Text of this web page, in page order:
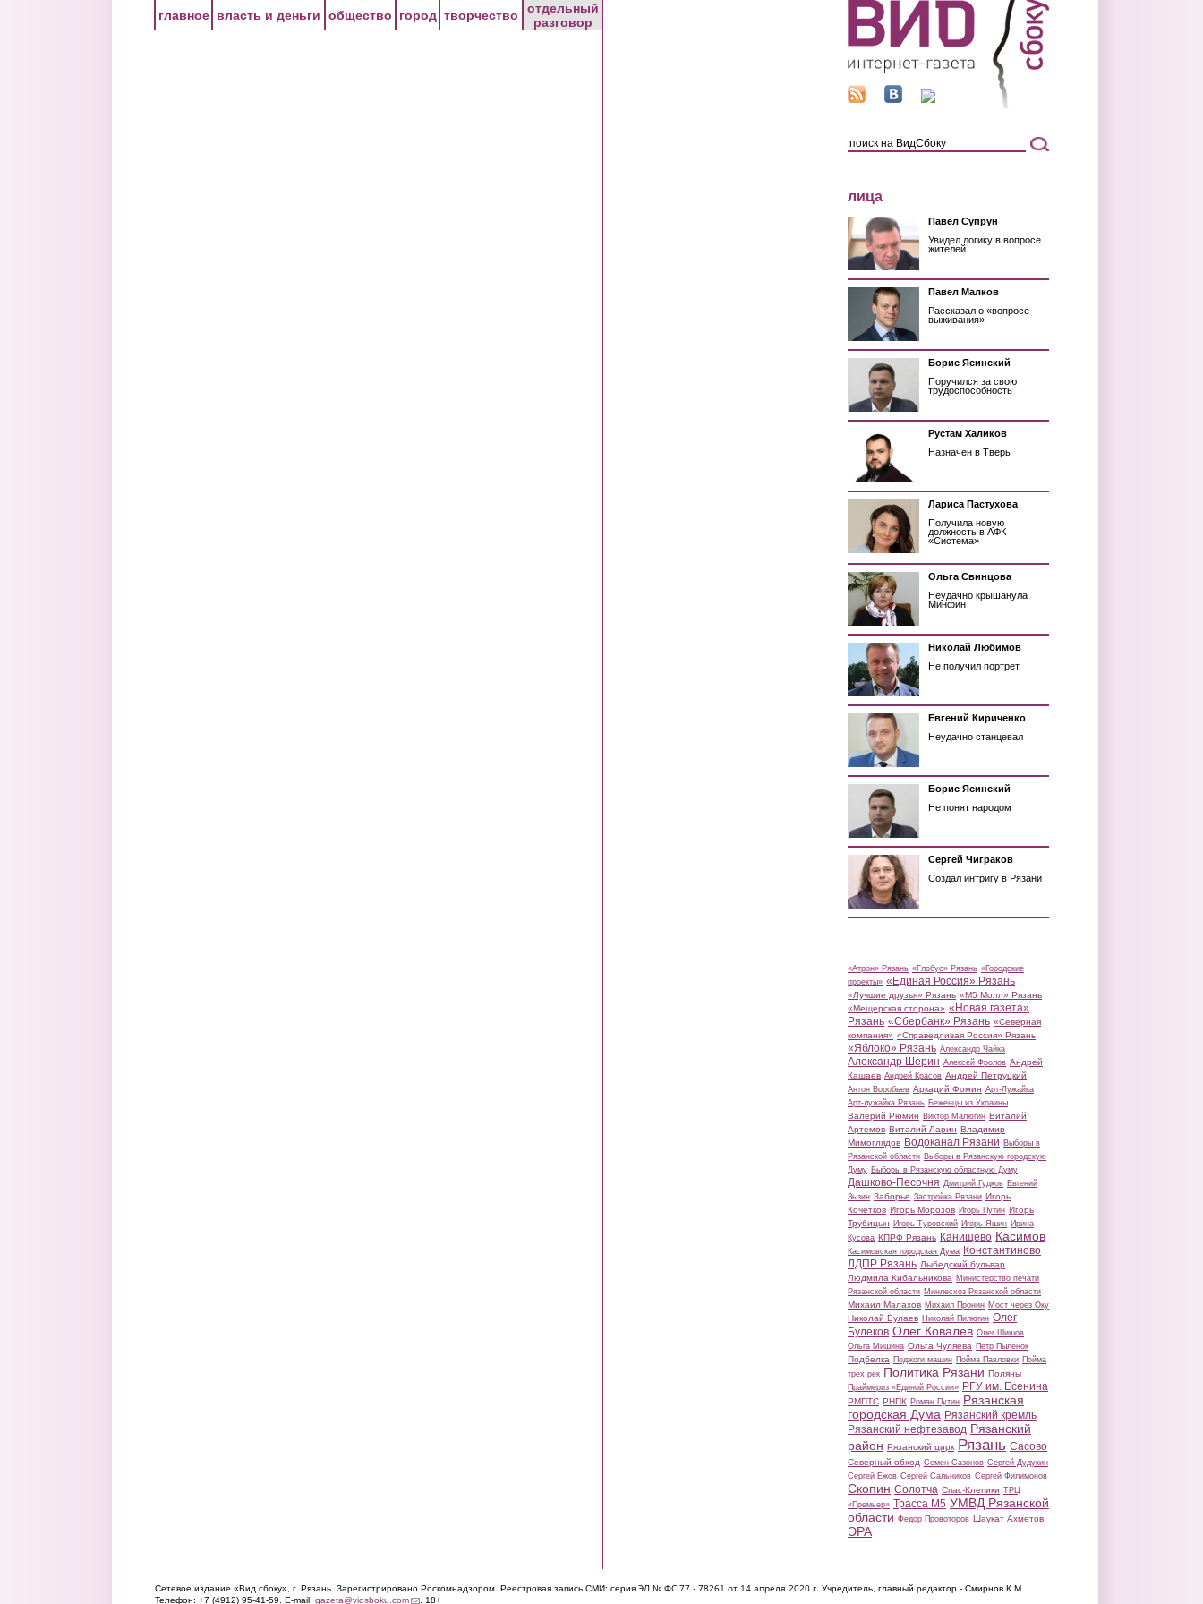
главное власть и деньги общество город творчество
отдельный
разговор
лица
Павел Супрун
Увидел логику в вопросе
жителей
Павел Малков
Рассказал о «вопросе
выживания»
Борис Ясинский
Поручился за свою
трудоспособность
Рустам Халиков
Назначен в Тверь
Лариса Пастухова
Получила новую
должность в АФК
«Система»
Ольга Свинцова
Неудачно крышанула
Минфин
Николай Любимов
Не получил портрет
Евгений Кириченко
Неудачно станцевал
Борис Ясинский
Не понят народом
Сергей Чиграков
Создал интригу в Рязани
«Атрон» Рязань «Глобус» Рязань «Городские
проекты» «Единая Россия» Рязань
«Лучшие друзья» Рязань «М5 Молл» Рязань
«Мещерская сторона» «Новая газета»
Рязань «Сбербанк» Рязань «Северная
компания» «Справедливая Россия» Рязань
«Яблоко» Рязань Александр Чайка
Александр Шерин Алексей Фролов Андрей
Кашаев Андрей Красов Андрей Петруцкий
Антон Воробьев Аркадий Фомин Арт-Лужайка
Арт-лужайка Рязань Беженцы из Украины
Валерий Рюмин Виктор Малюгин Виталий
Артемов Виталий Ларин Владимир
Мимоглядов Водоканал Рязани Выборы в
Рязанской области Выборы в Рязанскую городскую
Думу Выборы в Рязанскую областную Думу
Дашково-Песочня Дмитрий Гудков Евгений
Зызин Заборье Застройка Рязани Игорь
Кочетков Игорь Морозов Игорь Путин Игорь
Трубицын Игорь Туровский Игорь Яшин Ирина
Кусова КПРФ Рязань Канищево Касимов
Касимовская городская Дума Константиново
ЛДПР Рязань Лыбедский бульвар
Людмила Кибальникова Министерство печати
Рязанской области Минлесхоз Рязанской области
Михаил Малахов Михаил Пронин Мост через Оку
Николай Булаев Николай Пилюгин Олег
Булеков Олег Ковалев Олег Шишов
Ольга Мишина Ольга Чуляева Петр Пыленок
Подбелка Поджоги машин Пойма Павловки Пойма
трех рек Политика Рязани Поляны
Праймериз «Единой России» РГУ им. Есенина
РМПТС РНПК Роман Путин Рязанская
городская Дума Рязанский кремль
Рязанский нефтезавод Рязанский
район Рязанский цирк Рязань Сасово
Северный обход Семен Сазонов Сергей Дудукин
Сергей Ежов Сергей Сальников Сергей Филимонов
Скопин Солотча Спас-Клепики ТРЦ
«Премьер» Трасса М5 УМВД Рязанской
области Федор Провоторов Шаукат Ахметов
ЭРА
Сетевое издание «Вид сбоку», г. Рязань. Зарегистрировано Роскомнадзором. Реестровая запись СМИ: серия ЭЛ № ФС 77 - 78261 от 14 апреля 2020 г. Учредитель, главный редактор - Смирнов К.М.
Телефон: +7 (4912) 95-41-59. E-mail: gazeta@vidsboku.com(link sends e-mail)
. 18+